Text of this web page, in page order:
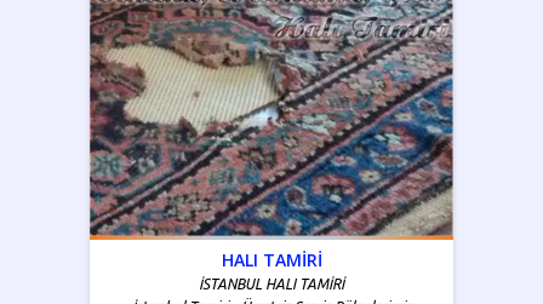
HALI TAMİRİ
İSTANBUL HALI TAMİRİ